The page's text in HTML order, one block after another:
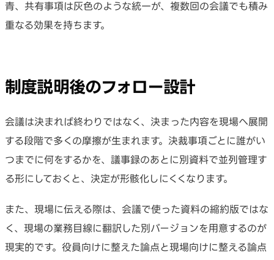
青、共有事項は灰色のような統一が、複数回の会議でも積み
重なる効果を持ちます。
制度説明後のフォロー設計
会議は決まれば終わりではなく、決まった内容を現場へ展開
する段階で多くの摩擦が生まれます。決裁事項ごとに誰がい
つまでに何をするかを、議事録のあとに別資料で並列管理す
る形にしておくと、決定が形骸化しにくくなります。
また、現場に伝える際は、会議で使った資料の縮約版ではな
く、現場の業務目線に翻訳した別バージョンを用意するのが
現実的です。役員向けに整えた論点と現場向けに整える論点